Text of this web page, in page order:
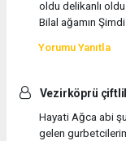
oldu delikanlı
Bilal ağamın
Yorumu Yanıtla
Vezirköprü
Hayati Ağca abi
gelen